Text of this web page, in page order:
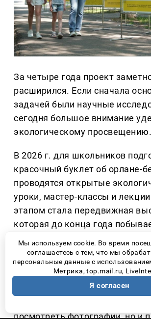
За четыре года проект
расширился. Если сначала
задачей были научные
сегодня большое внимание
экологическому просвещению.
В 2026 г. для школьников
красочный буклет об орлане-
проводятся открытые
уроки, мастер-классы и
этапом стала передвижная
которая до конца года
нескольких площадках в
Тольятти, Жигулёвске,
вузах, колледжах, школах и
культуры региона.
посмотреть фотографии, но и
Мы используем cookie. Во время
соглашаетесь с тем, что мы
персональные данные с
Метрика, top.mail.ru,
Я согласен